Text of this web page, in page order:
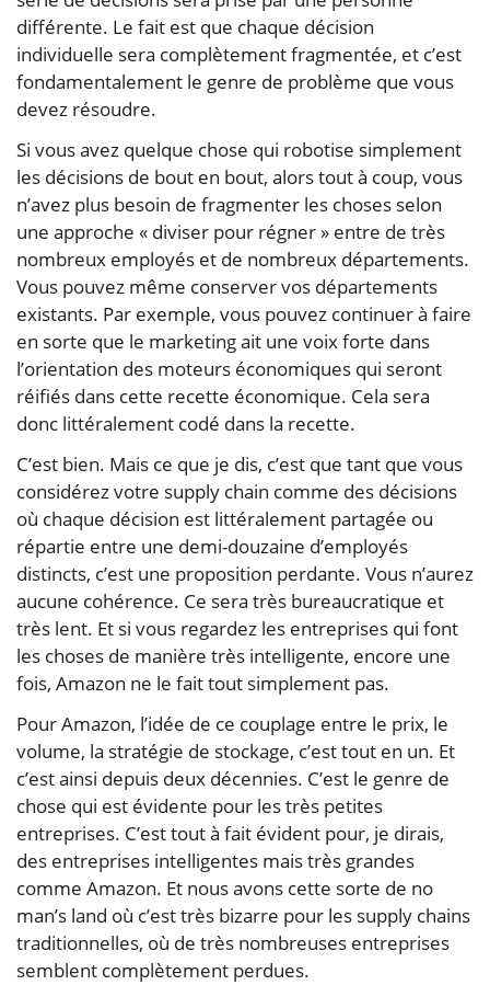
différente. Le fait est que chaque décision
individuelle sera complètement fragmentée, et c’est
fondamentalement le genre de problème que vous
devez résoudre.
Si vous avez quelque chose qui robotise simplement
les décisions de bout en bout, alors tout à coup, vous
n’avez plus besoin de fragmenter les choses selon
une approche « diviser pour régner » entre de très
nombreux employés et de nombreux départements.
Vous pouvez même conserver vos départements
existants. Par exemple, vous pouvez continuer à faire
en sorte que le marketing ait une voix forte dans
l’orientation des moteurs économiques qui seront
réifiés dans cette recette économique. Cela sera
donc littéralement codé dans la recette.
C’est bien. Mais ce que je dis, c’est que tant que vous
considérez votre supply chain comme des décisions
où chaque décision est littéralement partagée ou
répartie entre une demi-douzaine d’employés
distincts, c’est une proposition perdante. Vous n’aurez
aucune cohérence. Ce sera très bureaucratique et
très lent. Et si vous regardez les entreprises qui font
les choses de manière très intelligente, encore une
fois, Amazon ne le fait tout simplement pas.
Pour Amazon, l’idée de ce couplage entre le prix, le
volume, la stratégie de stockage, c’est tout en un. Et
c’est ainsi depuis deux décennies. C’est le genre de
chose qui est évidente pour les très petites
entreprises. C’est tout à fait évident pour, je dirais,
des entreprises intelligentes mais très grandes
comme Amazon. Et nous avons cette sorte de no
man’s land où c’est très bizarre pour les supply chains
traditionnelles, où de très nombreuses entreprises
semblent complètement perdues.